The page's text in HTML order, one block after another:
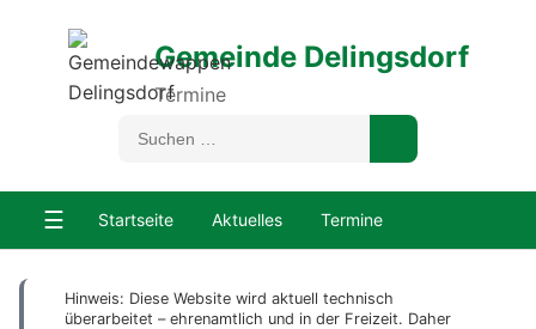
Gemeinde Delingsdorf
Termine
☰ Startseite Aktuelles Termine
Hinweis: Diese Website wird aktuell technisch
überarbeitet – ehrenamtlich und in der Freizeit. Daher